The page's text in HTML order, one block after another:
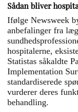
Sådan bliver
Ifølge Newsweek
anbefalinger fra
hospitalerne,
Statistas såkaldte
Implementation
standardiserede
vurderer deres
behandling.